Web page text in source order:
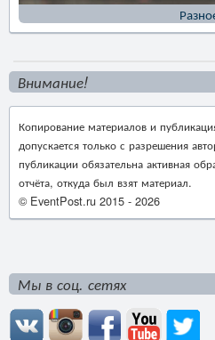
Внимание!
Копирование материалов и
допускается только с разрешения
публикации обязательна активная
отчёта, откуда был взят материал.
© EventPost.ru 2015 - 2026
Мы в соц. сетях